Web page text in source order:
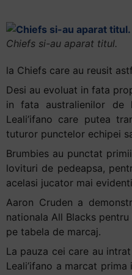
One
Accessibility
reader,
"Ctrl
/".
This
shortcut
activates
the
screen
reader
to
you
navigate
Chiefs si-au aparat titul.
la Chiefs care au reusit
Desi au evoluat in fata
in fata australienilor de
Leali’ifano care putea
tuturor punctelor echipei
Brumbies au punctat
lovituri de pedeapsa,
acelasi jucator mai
Aaron Cruden a
nationala All Blacks
pe tabela de marcaj.
La pauza cei care au
Leali’ifano a marcat